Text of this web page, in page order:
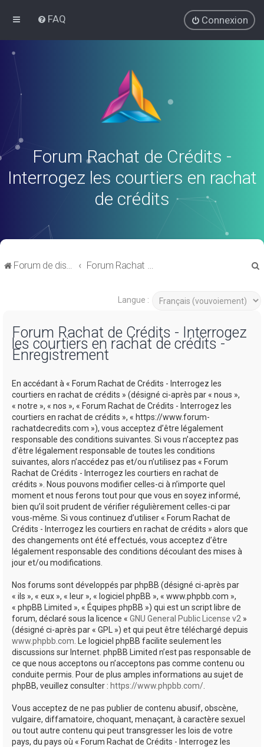
FAQ Connexion
Forum Rachat de Crédits -
Interrogez les courtiers en rachat
de crédits
Forum de discussions sur le Regroupement de Crédits et le Rachat de Crédits Forum Rachat de Crédits
Langue :
Forum Rachat de Crédits - Interrogez
les courtiers en rachat de crédits -
Enregistrement
En accédant à « Forum Rachat de Crédits - Interrogez les
courtiers en rachat de crédits » (désigné ci-après par « nous »,
« notre », « nos », « Forum Rachat de Crédits - Interrogez les
courtiers en rachat de crédits », « https://www.forum-
rachatdecredits.com »), vous acceptez d’être légalement
responsable des conditions suivantes. Si vous n’acceptez pas
d’être légalement responsable de toutes les conditions
suivantes, alors n’accédez pas et/ou n’utilisez pas « Forum
Rachat de Crédits - Interrogez les courtiers en rachat de
crédits ». Nous pouvons modifier celles-ci à n’importe quel
moment et nous ferons tout pour que vous en soyez informé,
bien qu’il soit prudent de vérifier régulièrement celles-ci par
vous-même. Si vous continuez d’utiliser « Forum Rachat de
Crédits - Interrogez les courtiers en rachat de crédits » alors que
des changements ont été effectués, vous acceptez d’être
légalement responsable des conditions découlant des mises à
jour et/ou modifications.
Nos forums sont développés par phpBB (désigné ci-après par
« ils », « eux », « leur », « logiciel phpBB », « www.phpbb.com »,
« phpBB Limited », « Équipes phpBB ») qui est un script libre de
forum, déclaré sous la licence « GNU General Public License v2 »
(désigné ci-après par « GPL ») et qui peut être téléchargé depuis
www.phpbb.com . Le logiciel phpBB facilite seulement les
discussions sur Internet. phpBB Limited n’est pas responsable de
ce que nous acceptons ou n’acceptons pas comme contenu ou
conduite permis. Pour de plus amples informations au sujet de
phpBB, veuillez consulter : https://www.phpbb.com/
Vous acceptez de ne pas publier de contenu abusif, obscène,
vulgaire, diffamatoire, choquant, menaçant, à caractère sexuel
ou tout autre contenu qui peut transgresser les lois de votre
pays, du pays où « Forum Rachat de Crédits - Interrogez les